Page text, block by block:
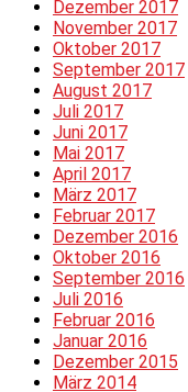
Dezember 2017
November 2017
Oktober 2017
September 2017
August 2017
Juli 2017
Juni 2017
Mai 2017
April 2017
März 2017
Februar 2017
Dezember 2016
Oktober 2016
September 2016
Juli 2016
Februar 2016
Januar 2016
Dezember 2015
März 2014